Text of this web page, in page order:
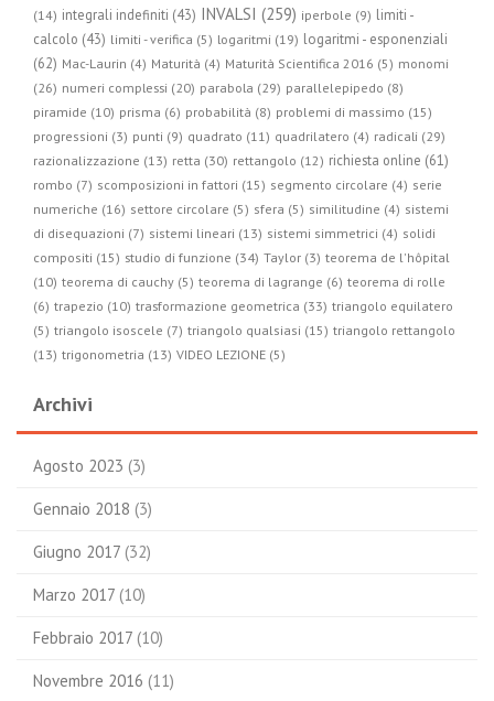
(14) integrali indefiniti (43) INVALSI (259) iperbole (9) limiti -
calcolo (43) limiti - verifica (5) logaritmi (19) logaritmi - esponenziali
(62) Mac-Laurin (4) Maturità (4) Maturità Scientifica 2016 (5) monomi
(26) numeri complessi (20) parabola (29) parallelepipedo (8)
piramide (10) prisma (6) probabilità (8) problemi di massimo (15)
progressioni (3) punti (9) quadrato (11) quadrilatero (4) radicali (29)
razionalizzazione (13) retta (30) rettangolo (12) richiesta online (61)
rombo (7) scomposizioni in fattori (15) segmento circolare (4) serie
numeriche (16) settore circolare (5) sfera (5) similitudine (4) sistemi
di disequazioni (7) sistemi lineari (13) sistemi simmetrici (4) solidi
compositi (15) studio di funzione (34) Taylor (3) teorema de l'hôpital
(10) teorema di cauchy (5) teorema di lagrange (6) teorema di rolle
(6) trapezio (10) trasformazione geometrica (33) triangolo equilatero
(5) triangolo isoscele (7) triangolo qualsiasi (15) triangolo rettangolo
(13) trigonometria (13) VIDEO LEZIONE (5)
Archivi
Agosto 2023 (3)
Gennaio 2018 (3)
Giugno 2017 (32)
Marzo 2017 (10)
Febbraio 2017 (10)
Novembre 2016 (11)